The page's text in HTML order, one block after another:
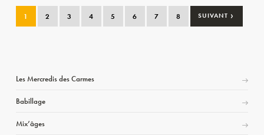
1 2 3 4 5 6 7 8 SUIVANT ›
Les Mercredis des Carmes
Babillage
Mix’âges